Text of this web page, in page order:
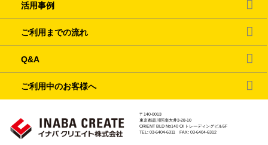
活用事例
ご利用までの流れ
Q&A
ご利用中のお客様へ
〒140-0013
東京都品川区南大井3-28-10
ORIENT BLD No140 OI トレーディングビル5F
TEL: 03-6404-6311 FAX: 03-6404-6312